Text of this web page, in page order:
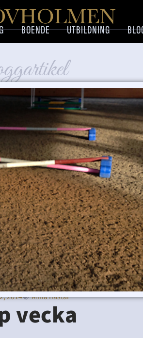
BOENDE UTBILDNING
februari 2, 2014
2014 Mina hästar
vecka